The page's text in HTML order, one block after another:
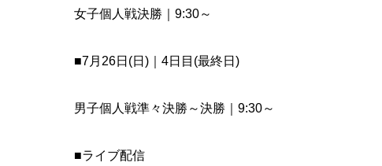
女子個人戦決勝｜9:30～
■7月26日(日)｜4日目(最終日)
男子個人戦準々決勝～決勝｜9:30～
■ライブ配信